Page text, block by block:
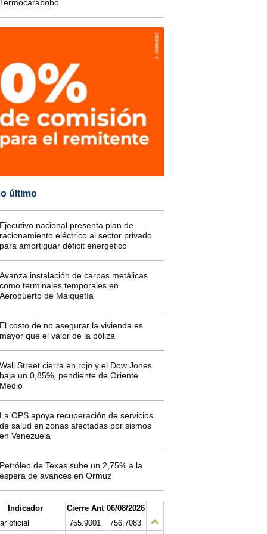
último
nacional presenta plan de
eléctrico al sector privado
amortiguar déficit energético
instalación de carpas metálicas
terminales temporales en
de Maiquetía
costo de no asegurar la vivienda es
que el valor de la póliza
Street cierra en rojo y el Dow Jones
un 0,85%, pendiente de Oriente
OPS apoya recuperación de servicios
salud en zonas afectadas por sismos
Venezuela
de Texas sube un 2,75% a la
de avances en Ormuz
Indicador Cierre Ant 06/08/2026
oficial
755.9001
756.7083